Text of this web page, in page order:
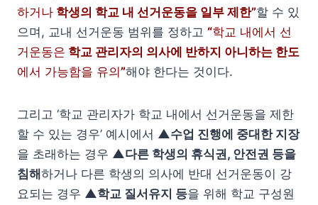
하거나 학생의 학교 내 선거운동을 일부 제한”할 수 있
으며, 교내 선거운동 범위를 정하고 “학교 내에서 선
거운동은 학교 관리자의 의사에 반하지 아니하는 한도
에서 가능함을 유의”해야 한다는 것이다.
그리고 ‘학교 관리자가 학교 내에서 선거운동을 제한
할 수 있는 경우’ 예시에서 ▲수업 진행에 중대한 지장
을 초래하는 경우 ▲다른 학생의 휴식권, 안전권 등을
침해하거나 다른 학생의 의사에 반대 선거운동이 강
요되는 경우 ▲학교 질서유지 등을 위해 학교 구성원